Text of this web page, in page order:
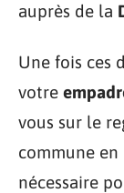
auprès de la
Une fois ces
votre
vous sur le
commune en
nécessaire